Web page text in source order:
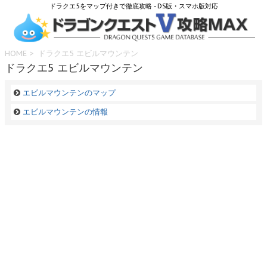
ドラクエ5をマップ付きで徹底攻略 - DS版・スマホ版対応
HOME > ドラクエ5 エビルマウンテン
ドラクエ5 エビルマウンテン
エビルマウンテンのマップ
エビルマウンテンの情報